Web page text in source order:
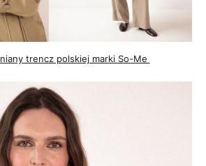
trencz polskiej marki So-Me